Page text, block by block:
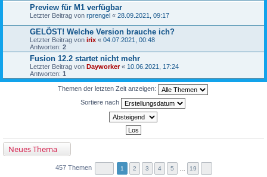
Preview für M1 verfügbar
Letzter Beitrag von rprengel « 28.09.2021, 09:17
GELÖST! Welche Version brauche ich?
Letzter Beitrag von irix « 04.07.2021, 00:48
Antworten: 2
Fusion 12.2 startet nicht mehr
Letzter Beitrag von Dayworker« 10.06.2021, 17:24
Antworten: 1
Themen der letzten Zeit anzeigen:
Sortiere nach
Neues Thema
457 Themen 1 2 3 4 5 19